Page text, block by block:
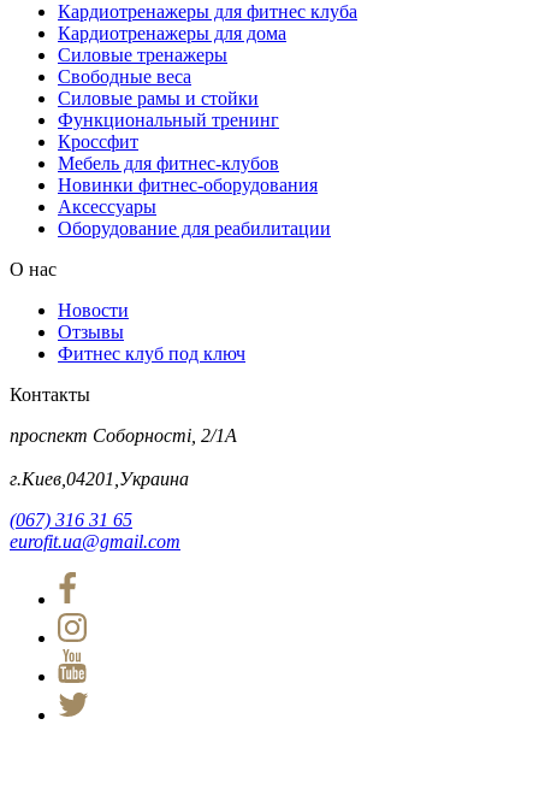
Кардиотренажеры для фитнес клуба
Кардиотренажеры для дома
Силовые тренажеры
Свободные веса
Силовые рамы и стойки
Функциональный тренинг
Кроссфит
Мебель для фитнес-клубов
Новинки фитнес-оборудования
Аксессуары
Оборудование для реабилитации
О нас
Новости
Отзывы
Фитнес клуб под ключ
Контакты
проспект Соборності, 2/1А
г.Киев,04201,Украина
(067) 316 31 65
eurofit.ua@gmail.com